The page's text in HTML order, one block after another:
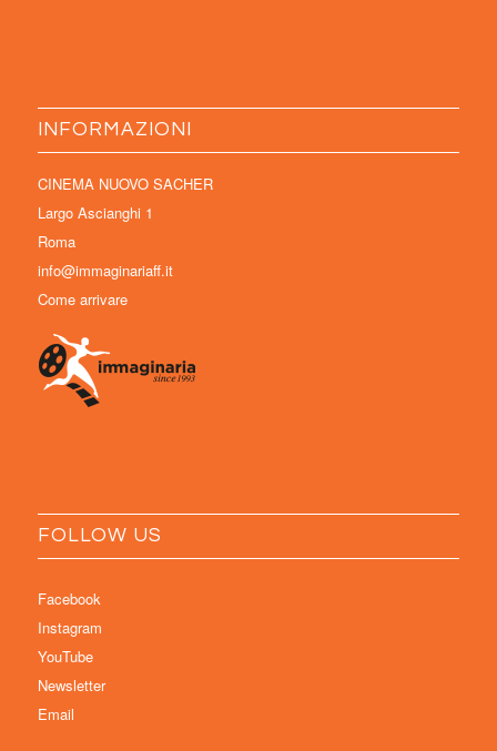
INFORMAZIONI
CINEMA NUOVO SACHER
Largo Ascianghi 1
Roma
info@immaginariaff.it
Come arrivare
FOLLOW US
Facebook
Instagram
YouTube
Newsletter
Email